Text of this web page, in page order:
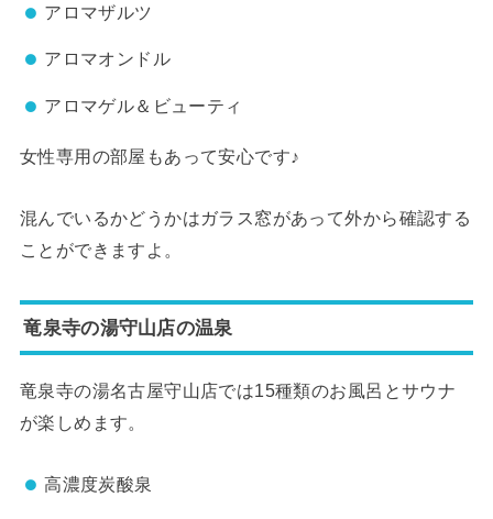
アロマザルツ
アロマオンドル
アロマゲル＆ビューティ
女性専用の部屋もあって安心です♪
混んでいるかどうかはガラス窓があって外から確認する
ことができますよ。
竜泉寺の湯守山店の温泉
竜泉寺の湯名古屋守山店では15種類のお風呂とサウナ
が楽しめます。
高濃度炭酸泉